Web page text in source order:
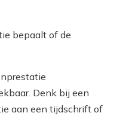
bepaalt of de
Denk bij een
aan een tijdschrift of